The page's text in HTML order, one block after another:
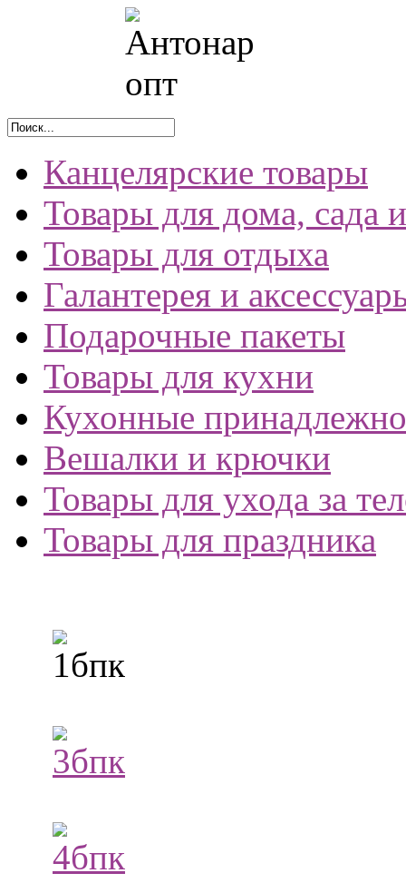
Канцелярские товары
Товары для дома, сада
Товары для отдыха
Галантерея и
Подарочные пакеты
Товары для кухни
Кухонные
Вешалки и крючки
Товары для ухода за
Товары для праздника